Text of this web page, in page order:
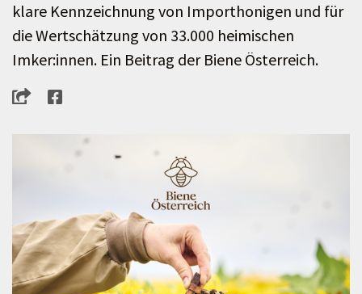
klare Kennzeichnung von Importhonigen und für
die Wertschätzung von 33.000 heimischen
Imker:innen. Ein Beitrag der Biene Österreich.